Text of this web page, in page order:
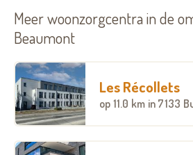
Meer woonzorgcentra in de
Beaumont
Les Récollets
op 11.0 km in 7133